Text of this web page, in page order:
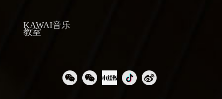
KAWAI音乐
教室